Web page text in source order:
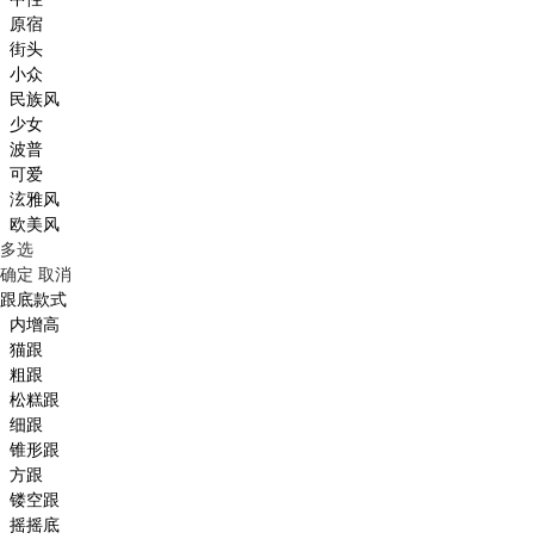
原宿
街头
小众
民族风
少女
波普
可爱
泫雅风
欧美风
多选
确定 取消
跟底款式
内增高
猫跟
粗跟
松糕跟
细跟
锥形跟
方跟
镂空跟
摇摇底